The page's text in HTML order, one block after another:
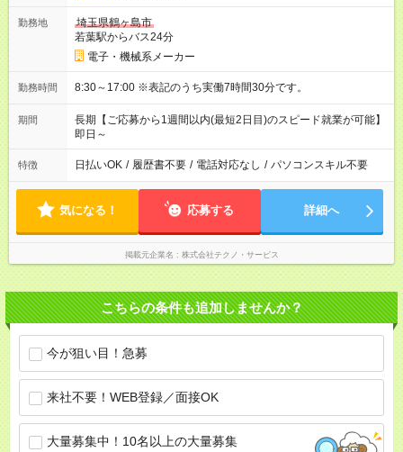
勤務地
埼玉県鶴ヶ島市
若葉駅からバス24分
電子・機械系メーカー
勤務時間 8:30～17:00 ※表記のうち実働7時間30分です。
期間
長期【ご応募から1週間以内(最短2日目)のスピード就業が可能】
即日～
特徴 日払いOK / 履歴書不要 / 電話対応なし / パソコンスキル不要
気になる！ 応募する 詳細へ
掲載元企業名 株式会社テクノ・サービス
こちらの条件も追加しませんか？
今が狙い目！急募
来社不要！WEB登録／面接OK
大量募集中！10名以上の大量募集